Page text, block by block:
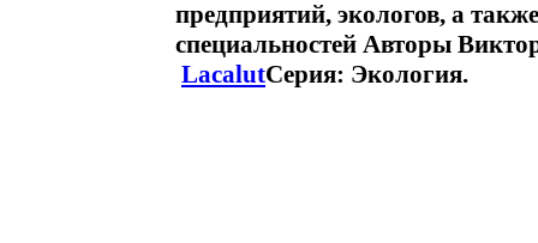
предприятий, экологов, а
специальностей Авторы
LacalutСерия: Экология.